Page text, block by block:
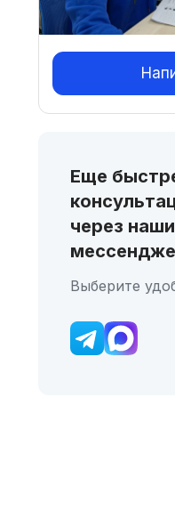
Еще
через наши
Выберите